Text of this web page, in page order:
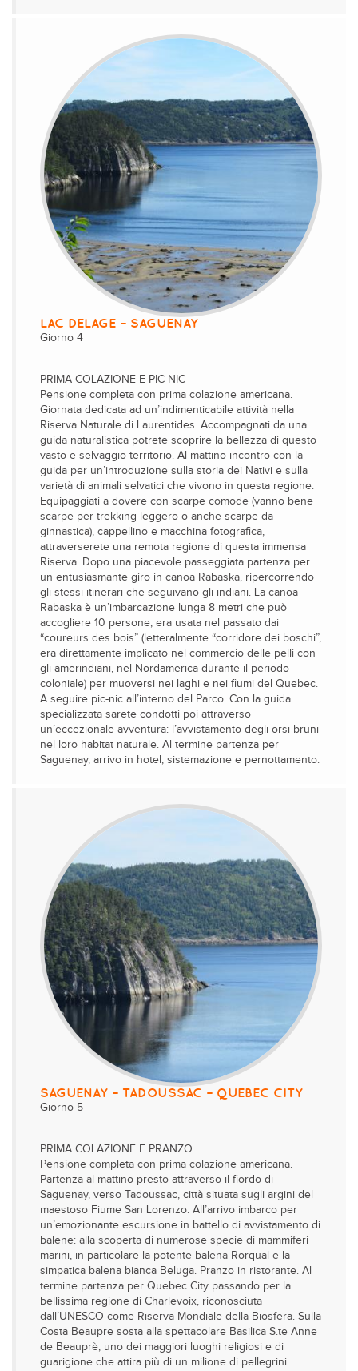
LAC DELAGE – SAGUENAY
Giorno 4
PRIMA COLAZIONE E PIC NIC
Pensione completa con prima colazione americana.
Giornata dedicata ad un’indimenticabile attività nella
Riserva Naturale di Laurentides. Accompagnati da una
guida naturalistica potrete scoprire la bellezza di questo
vasto e selvaggio territorio. Al mattino incontro con la
guida per un’introduzione sulla storia dei Nativi e sulla
varietà di animali selvatici che vivono in questa regione.
Equipaggiati a dovere con scarpe comode (vanno bene
scarpe per trekking leggero o anche scarpe da
ginnastica), cappellino e macchina fotografica,
attraverserete una remota regione di questa immensa
Riserva. Dopo una piacevole passeggiata partenza per
un entusiasmante giro in canoa Rabaska, ripercorrendo
gli stessi itinerari che seguivano gli indiani. La canoa
Rabaska è un’imbarcazione lunga 8 metri che può
accogliere 10 persone, era usata nel passato dai
“coureurs des bois” (letteralmente “corridore dei boschi”,
era direttamente implicato nel commercio delle pelli con
gli amerindiani, nel Nordamerica durante il periodo
coloniale) per muoversi nei laghi e nei fiumi del Quebec.
A seguire pic-nic all’interno del Parco. Con la guida
specializzata sarete condotti poi attraverso
un’eccezionale avventura: l’avvistamento degli orsi bruni
nel loro habitat naturale. Al termine partenza per
Saguenay, arrivo in hotel, sistemazione e pernottamento.
SAGUENAY – TADOUSSAC – QUEBEC CITY
Giorno 5
PRIMA COLAZIONE E PRANZO
Pensione completa con prima colazione americana.
Partenza al mattino presto attraverso il fiordo di
Saguenay, verso Tadoussac, città situata sugli argini del
maestoso Fiume San Lorenzo. All’arrivo imbarco per
un’emozionante escursione in battello di avvistamento di
balene: alla scoperta di numerose specie di mammiferi
marini, in particolare la potente balena Rorqual e la
simpatica balena bianca Beluga. Pranzo in ristorante. Al
termine partenza per Quebec City passando per la
bellissima regione di Charlevoix, riconosciuta
dall’UNESCO come Riserva Mondiale della Biosfera. Sulla
Costa Beaupre sosta alla spettacolare Basilica S.te Anne
de Beauprè, uno dei maggiori luoghi religiosi e di
guarigione che attira più di un milione di pellegrini